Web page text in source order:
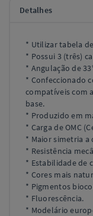
Detalhes
* Utilizar tabela
* Possui 3 (três)
* Angulação de
* Confeccionado
compatíveis com
base.
* Produzido em
* Carga de OMC
* Maior simetria a
* Resistência
* Estabilidade de
* Cores mais
* Pigmentos
* Fluorescência.
* Modelário